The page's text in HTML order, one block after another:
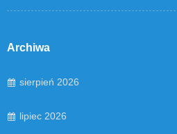
Archiwa
sierpień 2026
lipiec 2026